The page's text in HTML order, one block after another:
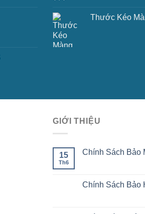
Thước Kéo
GIỚI THIỆU
15
Th6
Chính Sách Bảo
Chính Sách Bảo